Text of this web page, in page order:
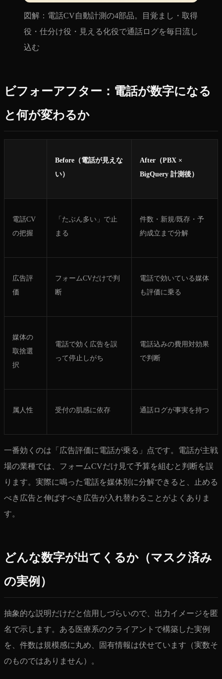
図解：電話CV自動計測の4部品。目覚まし・取得
役・仕分け役・見える化役で通話ログを毎日流し
込む
ビフォーアフター：電話が数字になる
と何が変わるか
Before（電話が見えな
い）
After（PBX ×
BigQuery 計測後）
電話CV
の把握
「たぶん多い」で止
まる
件数・新規/既存・予
約成立まで分解
広告評
価
フォームCVだけで判
断
電話で効いている媒体
も評価に乗る
媒体の
取捨選
択
電話で効く広告を誤
って停止しがち
電話込みの費用対効果
で判断
属人性 受付の肌感に依存 通話ログが事実を持つ
一番効くのは「広告評価に電話が乗る」点です。電話が主戦
場の業種では、フォームCVだけ見て予算を組むと判断を誤
ります。実際に鳴った電話を媒体別に分解できると、止める
べき広告と伸ばすべき広告が入れ替わることがよくありま
す。
どんな数字が出てくるか（マスク済み
の実例）
抽象的な説明だけだと信用しづらいので、出力イメージを匿
名で示します。ある医療系のクライアントで構築した実例
を、件数は規模感に丸め、固有情報は伏せています（実数そ
のものではありません）。